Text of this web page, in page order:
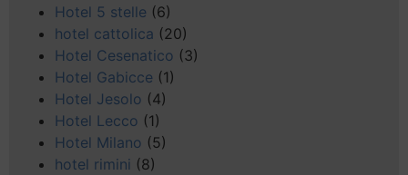
Hotel 5 stelle (6)
hotel cattolica (20)
Hotel Cesenatico (3)
Hotel Gabicce (1)
Hotel Jesolo (4)
Hotel Lecco (1)
Hotel Milano (5)
hotel rimini (8)